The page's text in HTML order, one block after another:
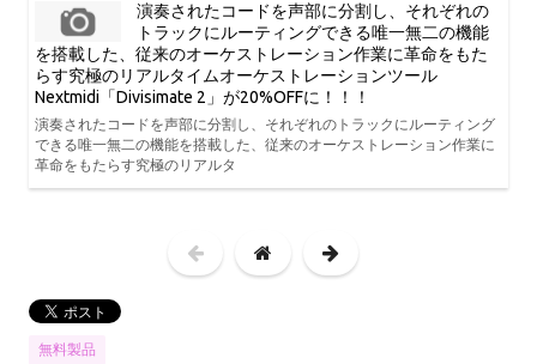
演奏されたコードを声部に分割し、それぞれの
トラックにルーティングできる唯一無二の機能
を搭載した、従来のオーケストレーション作業に革命をもた
らす究極のリアルタイムオーケストレーションツール
Nextmidi「Divisimate 2」が20%OFFに！！！
演奏されたコードを声部に分割し、それぞれのトラックにルーティング
できる唯一無二の機能を搭載した、従来のオーケストレーション作業に
革命をもたらす究極のリアルタ
無料製品